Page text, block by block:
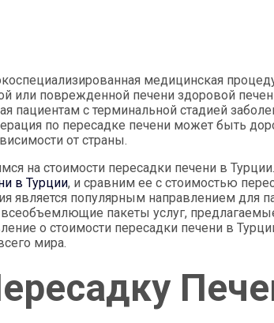
медицинская
или поврежденной печени здоровой
пациентам с терминальной стадией
по пересадке печени может быть
от страны.
на стоимости пересадки печени в
в Турции, и сравним ее с стоимостью
является популярным направлением для
пакеты услуг,
о стоимости пересадки печени в
мира.